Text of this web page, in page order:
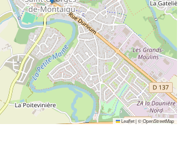
Leaflet|©OpenStreetMap